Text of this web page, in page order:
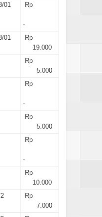
01 Rp
-
01
Rp
19.000
Rp
5.000
Rp
-
Rp
5.000
Rp
-
Rp
10.000
Rp
7.000